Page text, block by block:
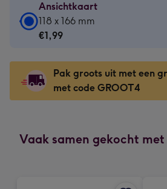
Ansichtkaart
Ansichtkaart
-
-
118
x
-
118 x 166 mm
€1,99
Pak groots uit met een
met code GROOT4
Vaak samen gekocht met